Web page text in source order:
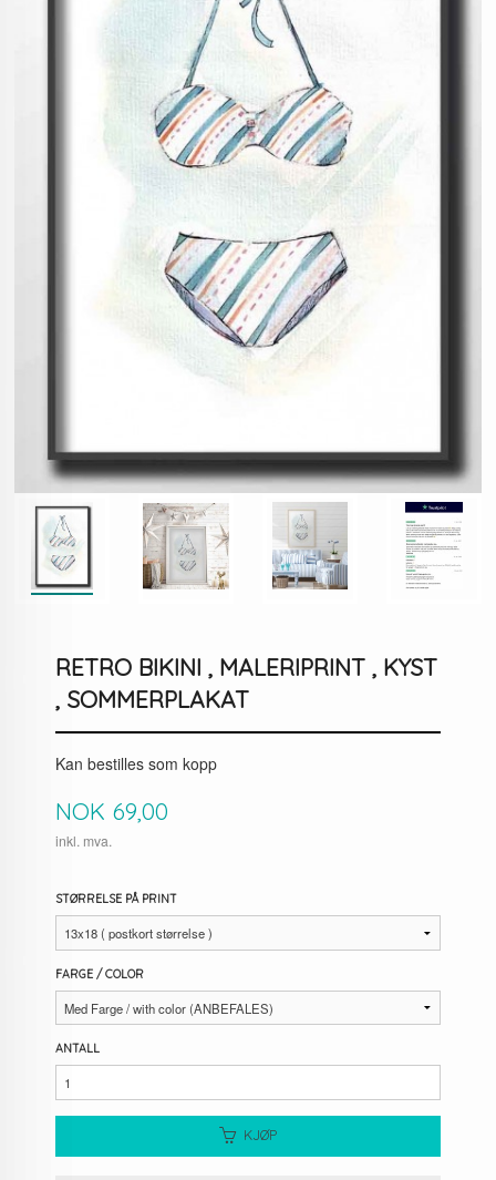
RETRO BIKINI , MALERIPRINT , KYST
, SOMMERPLAKAT
Kan bestilles som kopp
Pris
NOK 69,00
inkl. mva.
STØRRELSE PÅ PRINT
FARGE / COLOR
ANTALL
KJØP